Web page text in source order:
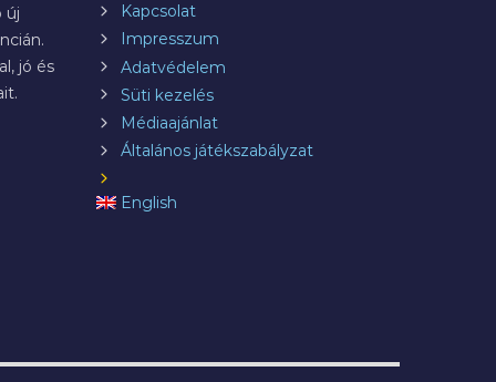
új
jó és
Kapcsolat
Impresszum
Adatvédelem
Süti kezelés
Médiaajánlat
Általános játékszabályzat
English